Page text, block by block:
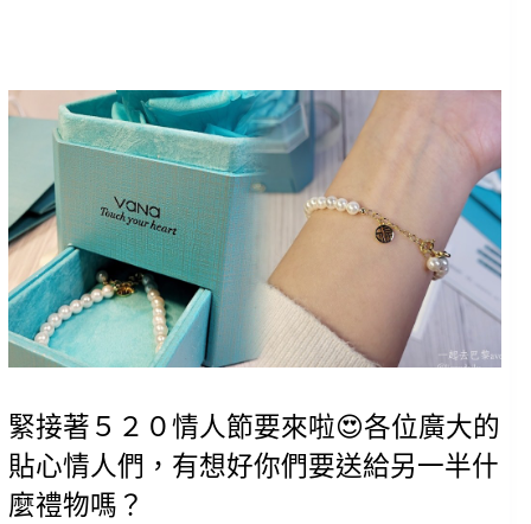
緊接著５２０情人節要來啦😍各位廣大的
貼心情人們，有想好你們要送給另一半什
麼禮物嗎？